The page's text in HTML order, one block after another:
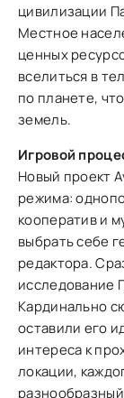
цивилизации
Местное
ценных
вселиться в
по планете,
земель.
Игровой
Новый проект
режима:
кооператив и
выбрать себе
редактора.
исследование
Кардинально
оставили его
интереса к
локации,